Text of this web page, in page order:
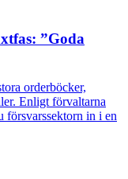
”Goda
orderböcker,
Enligt förvaltarna
försvarssektorn in i en